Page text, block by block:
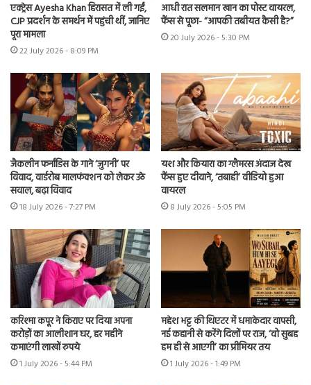
एक्ट्रेस Ayesha Khan हिरासत में ली गईं,
CJP प्रदर्शन के समर्थन में पहुंची थीं, जानिए
पूरा मामला
22 July 2026 - 8:09 PM
आधी रात सलमान खान का पोस्ट वायरल,
फैंस से पूछा- “आपकी तबीयत कैसी है?”
20 July 2026 - 5:30 PM
जैकलीन फर्नांडिस के गाने ‘जुगनी’ पर
विवाद, वार्डरोब मालफंक्शन को लेकर उठे
सवाल, बढ़ा विवाद
18 July 2026 - 7:27 PM
यश और कियारा का ग्लैमरस अंदाज देख
फैंस हुए दीवाने, ‘तबाही’ वीडियो हुआ
वायरल
8 July 2026 - 5:05 PM
करिश्मा कपूर ने किराए पर दिया अपना
करोड़ों का आलीशान घर, हर महीने
कमाएंगी लाखों रुपये
1 July 2026 - 5:44 PM
महेश भट्ट की थिएटर में धमाकेदार वापसी,
नई कहानी से करेंगे दिलों पर राज, ‘वो सुबह
हम ही से आएगी’ का प्रीमियर तय
1 July 2026 - 1:49 PM